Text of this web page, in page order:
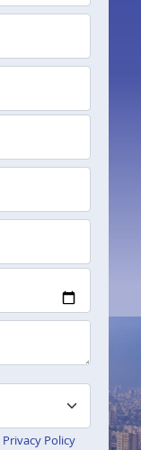
Privacy Policy